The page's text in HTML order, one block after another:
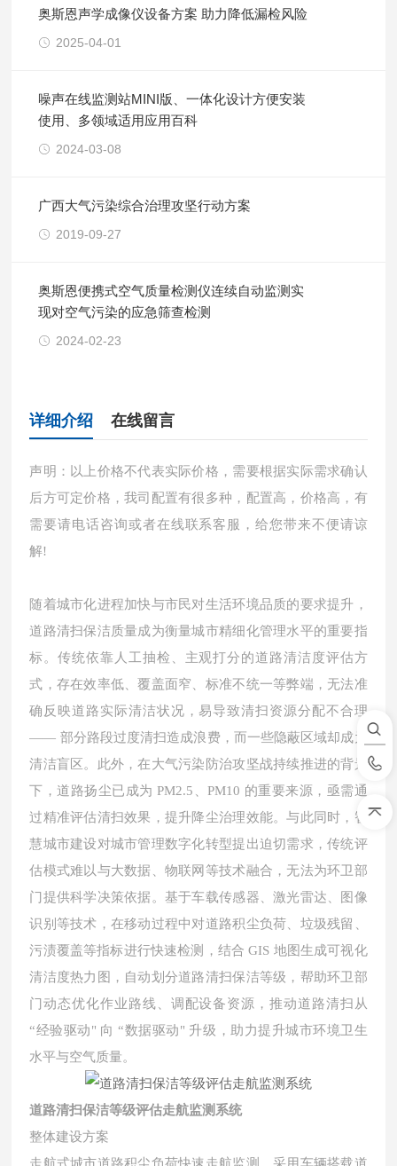
奥斯恩声学成像仪设备方案 助力降低漏检风险
2025-04-01
噪声在线监测站MINI版、一体化设计方便安装
使用、多领域适用应用百科
2024-03-08
广西大气污染综合治理攻坚行动方案
2019-09-27
奥斯恩便携式空气质量检测仪连续自动监测实
现对空气污染的应急筛查检测
2024-02-23
详细介绍 在线留言
声明：以上价格不代表实际价格，需要根据实际需求确认
后方可定价格，我司配置有很多种，配置高，价格高，有
需要请电话咨询或者在线联系客服，给您带来不便请谅
解!
随着城市化进程加快与市民对生活环境品质的要求提升，
道路清扫保洁质量成为衡量城市精细化管理水平的重要指
标。传统依靠人工抽检、主观打分的道路清洁度评估方
式，存在效率低、覆盖面窄、标准不统一等弊端，无法准
确反映道路实际清洁状况，易导致清扫资源分配不合理
—— 部分路段过度清扫造成浪费，而一些隐蔽区域却成为
清洁盲区。此外，在大气污染防治攻坚战持续推进的背景
下，道路扬尘已成为 PM2.5、PM10 的重要来源，亟需通
过精准评估清扫效果，提升降尘治理效能。与此同时，智
慧城市建设对城市管理数字化转型提出迫切需求，传统评
估模式难以与大数据、物联网等技术融合，无法为环卫部
门提供科学决策依据。基于车载传感器、激光雷达、图像
识别等技术，在移动过程中对道路积尘负荷、垃圾残留、
污渍覆盖等指标进行快速检测，结合 GIS 地图生成可视化
清洁度热力图，自动划分道路清扫保洁等级，帮助环卫部
门动态优化作业路线、调配设备资源，推动道路清扫从
“经验驱动" 向 “数据驱动" 升级，助力提升城市环境卫生
水平与空气质量。
道路清扫保洁等级评估走航监测系统
整体建设方案